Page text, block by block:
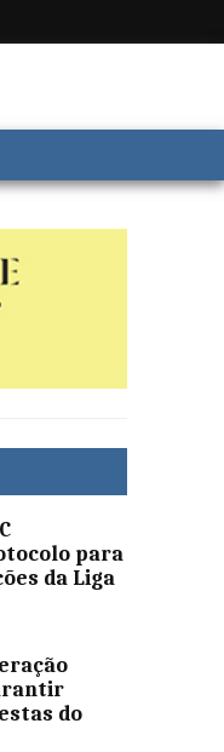
para
da Liga
do